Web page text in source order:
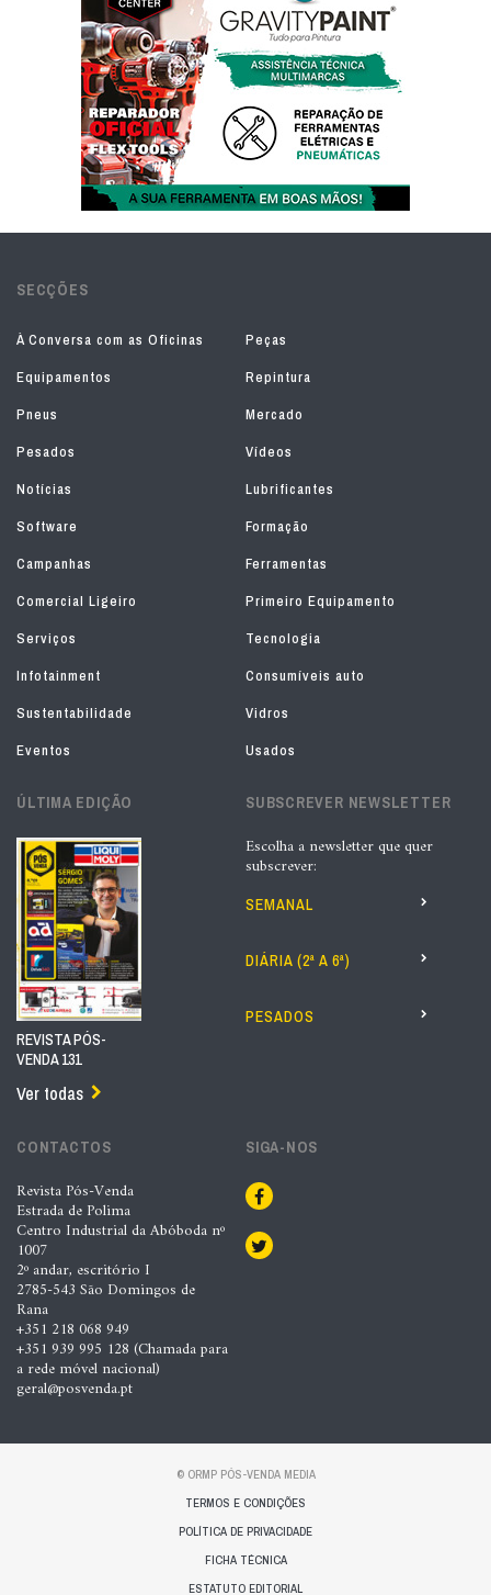
SECÇÕES
À Conversa com as Oficinas
Peças
Equipamentos
Repintura
Pneus
Mercado
Pesados
Vídeos
Notícias
Lubrificantes
Software
Formação
Campanhas
Ferramentas
Comercial Ligeiro
Primeiro Equipamento
Serviços
Tecnologia
Infotainment
Consumíveis auto
Sustentabilidade
Vidros
Eventos
Usados
ÚLTIMA EDIÇÃO
REVISTA PÓS-
VENDA 131
Ver todas
SUBSCREVER NEWSLETTER
Escolha a newsletter que quer
subscrever:
SEMANAL
DIÁRIA (2ª A 6ª)
PESADOS
CONTACTOS
Revista Pós-Venda
Estrada de Polima
Centro Industrial da Abóboda nº
1007
2º andar, escritório I
2785-543 São Domingos de
Rana
+351 218 068 949
+351 939 995 128 (Chamada para
a rede móvel nacional)
geral@posvenda.pt
SIGA-NOS
© ORMP PÓS-VENDA MEDIA
TERMOS E CONDIÇÕES
POLÍTICA DE PRIVACIDADE
FICHA TÉCNICA
ESTATUTO EDITORIAL